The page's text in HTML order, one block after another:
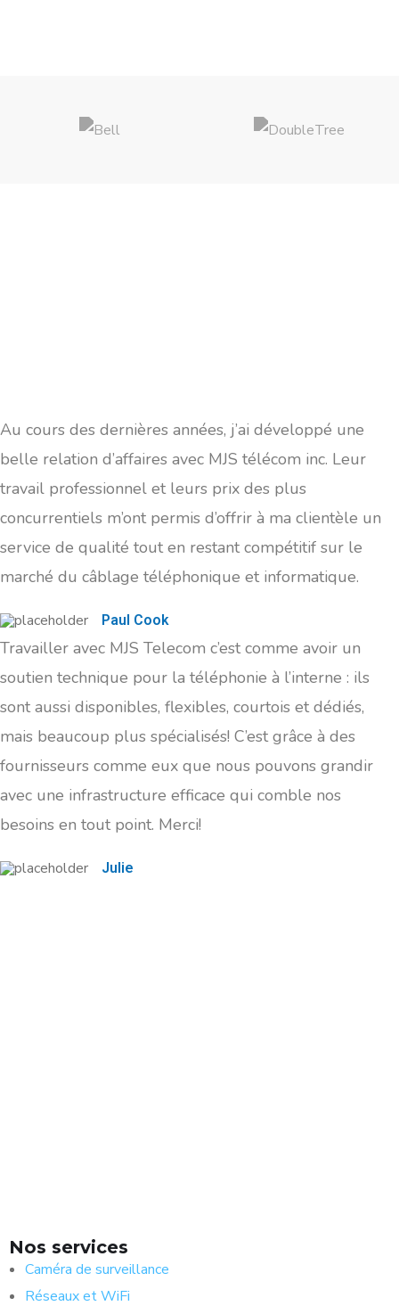
Au cours des dernières années, j’ai développé une
belle relation d’affaires avec MJS télécom inc. Leur
travail professionnel et leurs prix des plus
concurrentiels m’ont permis d’offrir à ma clientèle un
service de qualité tout en restant compétitif sur le
marché du câblage téléphonique et informatique.
Paul Cook
Travailler avec MJS Telecom c’est comme avoir un
soutien technique pour la téléphonie à l’interne : ils
sont aussi disponibles, flexibles, courtois et dédiés,
mais beaucoup plus spécialisés! C’est grâce à des
fournisseurs comme eux que nous pouvons grandir
avec une infrastructure efficace qui comble nos
besoins en tout point. Merci!
Julie
Nos services
Caméra de surveillance
Réseaux et WiFi